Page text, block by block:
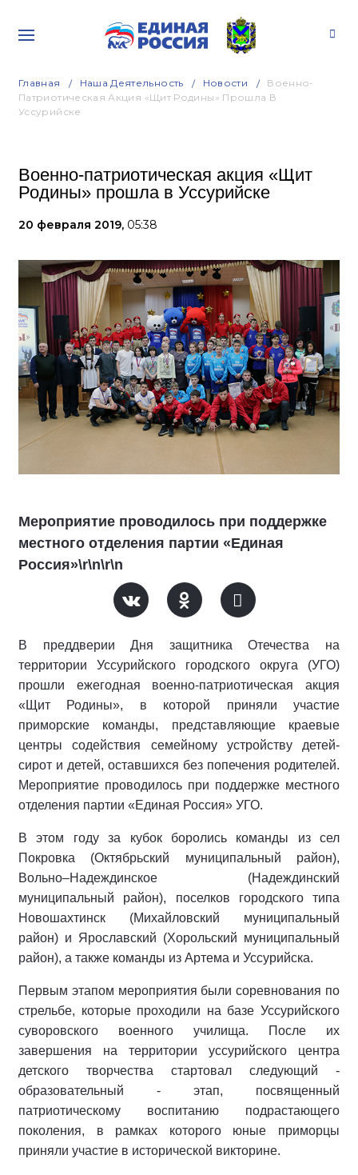
Главная Наша Деятельность Новости
Военно-
Патриотическая Акция «Щит Родины» Прошла В
Уссурийске
Военно-патриотическая акция «Щит
Родины» прошла в Уссурийске
20 февраля 2019, 05:38
Мероприятие проводилось при поддержке
местного отделения партии «Единая
Россия»\r\n\r\n
В преддверии Дня защитника Отечества на
территории Уссурийского городского округа (УГО)
прошли ежегодная военно-патриотическая акция
«Щит Родины», в которой приняли участие
приморские команды, представляющие краевые
центры содействия семейному устройству детей-
сирот и детей, оставшихся без попечения родителей.
Мероприятие проводилось при поддержке местного
отделения партии «Единая Россия» УГО.
В этом году за кубок боролись команды из сел
Покровка (Октябрьский муниципальный район),
Вольно–Надеждинское (Надеждинский
муниципальный район), поселков городского типа
Новошахтинск (Михайловский муниципальный
район) и Ярославский (Хорольский муниципальный
район), а также команды из Артема и Уссурийска.
Первым этапом мероприятия были соревнования по
стрельбе, которые проходили на базе Уссурийского
суворовского военного училища. После их
завершения на территории уссурийского центра
детского творчества стартовал следующий -
образовательный - этап, посвященный
патриотическому воспитанию подрастающего
поколения, в рамках которого юные приморцы
приняли участие в исторической викторине.